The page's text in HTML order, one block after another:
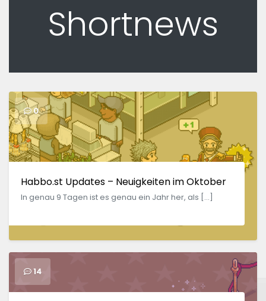
Shortnews
0
Habbo.st Updates – Neuigkeiten im Oktober
In genau 9 Tagen ist es genau ein Jahr her, als […]
14